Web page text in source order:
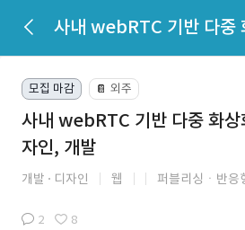
모집 마감 📔 외주
사내 webRTC 기반 다중 화상
자인, 개발
개발 디자인 웹 퍼블리싱ㆍ반응
2 8